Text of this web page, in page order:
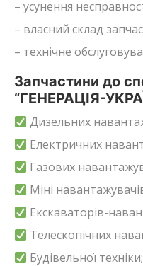
– усунення
– власний склад
– технічне
Запчастини до
“ГЕНЕРАЦІЯ-
Дизельних
Електричних
Газових
Міні
Екскаваторів-
Телескопічних
Будівельної техніки;